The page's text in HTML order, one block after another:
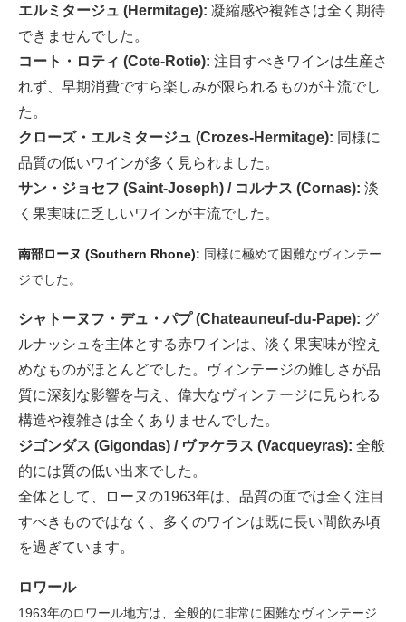
エルミタージュ (Hermitage): 凝縮感や複雑さは全く期待
できませんでした。
コート・ロティ (Cote-Rotie): 注目すべきワインは生産さ
れず、早期消費ですら楽しみが限られるものが主流でし
た。
クローズ・エルミタージュ (Crozes-Hermitage): 同様に
品質の低いワインが多く見られました。
サン・ジョセフ (Saint-Joseph) / コルナス (Cornas): 淡
く果実味に乏しいワインが主流でした。
南部ローヌ (Southern Rhone): 同様に極めて困難なヴィンテー
ジでした。
シャトーヌフ・デュ・パプ (Chateauneuf-du-Pape): グ
ルナッシュを主体とする赤ワインは、淡く果実味が控え
めなものがほとんどでした。ヴィンテージの難しさが品
質に深刻な影響を与え、偉大なヴィンテージに見られる
構造や複雑さは全くありませんでした。
ジゴンダス (Gigondas) / ヴァケラス (Vacqueyras): 全般
的には質の低い出来でした。
全体として、ローヌの1963年は、品質の面では全く注目
すべきものではなく、多くのワインは既に長い間飲み頃
を過ぎています。
ロワール
1963年のロワール地方は、全般的に非常に困難なヴィンテージ